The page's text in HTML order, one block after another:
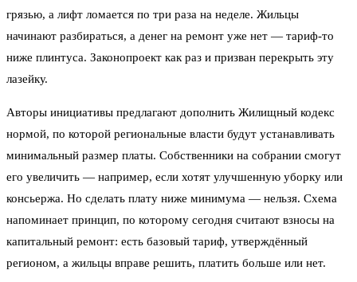
грязью, а лифт ломается по три раза на неделе. Жильцы
начинают разбираться, а денег на ремонт уже нет — тариф-то
ниже плинтуса. Законопроект как раз и призван перекрыть эту
лазейку.
Авторы инициативы предлагают дополнить Жилищный кодекс
нормой, по которой региональные власти будут устанавливать
минимальный размер платы. Собственники на собрании смогут
его увеличить — например, если хотят улучшенную уборку или
консьержа. Но сделать плату ниже минимума — нельзя. Схема
напоминает принцип, по которому сегодня считают взносы на
капитальный ремонт: есть базовый тариф, утверждённый
регионом, а жильцы вправе решить, платить больше или нет.